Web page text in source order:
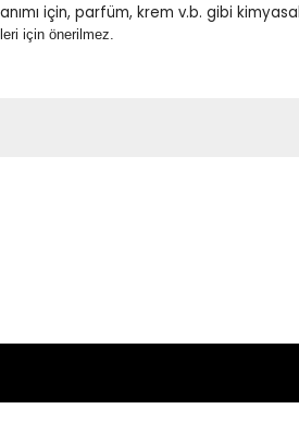
için, parfüm, krem v.b. gibi
için önerilmez.